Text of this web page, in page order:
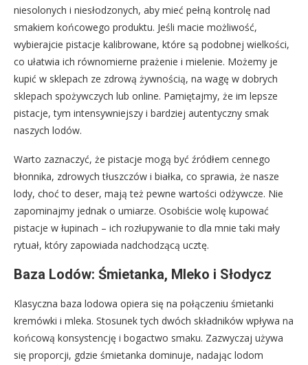
niesolonych i niesłodzonych, aby mieć pełną kontrolę nad
smakiem końcowego produktu. Jeśli macie możliwość,
wybierajcie pistacje kalibrowane, które są podobnej wielkości,
co ułatwia ich równomierne prażenie i mielenie. Możemy je
kupić w sklepach ze zdrową żywnością, na wagę w dobrych
sklepach spożywczych lub online. Pamiętajmy, że im lepsze
pistacje, tym intensywniejszy i bardziej autentyczny smak
naszych lodów.
Warto zaznaczyć, że pistacje mogą być źródłem cennego
błonnika, zdrowych tłuszczów i białka, co sprawia, że nasze
lody, choć to deser, mają też pewne wartości odżywcze. Nie
zapominajmy jednak o umiarze. Osobiście wolę kupować
pistacje w łupinach – ich rozłupywanie to dla mnie taki mały
rytuał, który zapowiada nadchodzącą ucztę.
Baza Lodów: Śmietanka, Mleko i Słodycz
Klasyczna baza lodowa opiera się na połączeniu śmietanki
kremówki i mleka. Stosunek tych dwóch składników wpływa na
końcową konsystencję i bogactwo smaku. Zazwyczaj używa
się proporcji, gdzie śmietanka dominuje, nadając lodom